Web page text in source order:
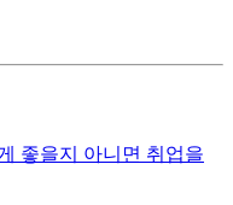
좋을지 아니면 취업을